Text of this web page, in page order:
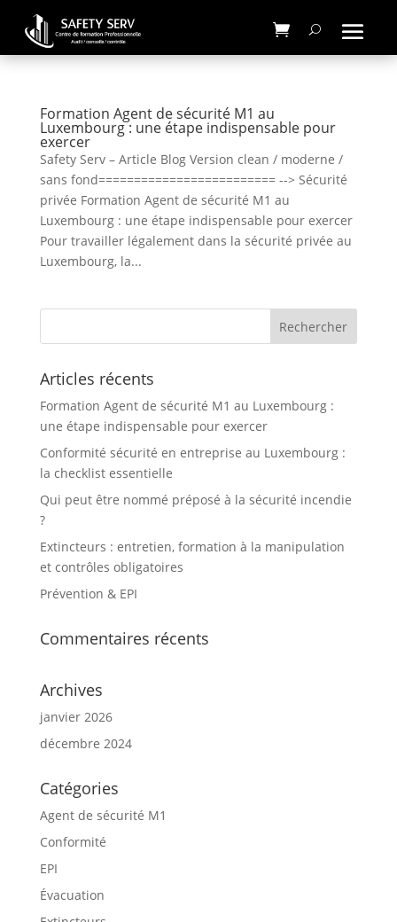
Formation Agent de sécurité M1 au
Luxembourg : une étape indispensable pour
exercer
Safety Serv – Article Blog Version clean / moderne /
sans fond========================= --> Sécurité
privée Formation Agent de sécurité M1 au
Luxembourg : une étape indispensable pour exercer
Pour travailler légalement dans la sécurité privée au
Luxembourg, la...
Articles récents
Formation Agent de sécurité M1 au Luxembourg :
une étape indispensable pour exercer
Conformité sécurité en entreprise au Luxembourg :
la checklist essentielle
Qui peut être nommé préposé à la sécurité incendie
?
Extincteurs : entretien, formation à la manipulation
et contrôles obligatoires
Prévention & EPI
Commentaires récents
Archives
janvier 2026
décembre 2024
Catégories
Agent de sécurité M1
Conformité
EPI
Évacuation